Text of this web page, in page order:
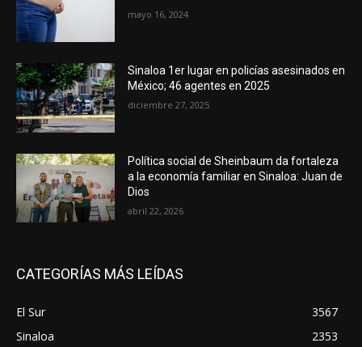
mayo 16, 2024
Sinaloa 1er lugar en policías asesinados en
México; 46 agentes en 2025
diciembre 27, 2025
Política social de Sheinbaum da fortaleza
a la economía familiar en Sinaloa: Juan de
Dios
abril 22, 2026
CATEGORÍAS MÁS LEÍDAS
El Sur
3567
Sinaloa
2353